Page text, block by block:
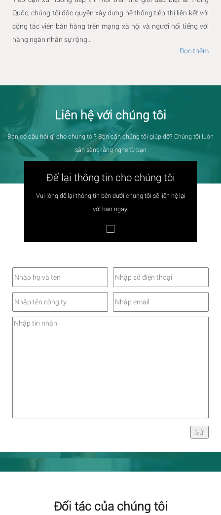
Quốc, chúng tôi độc quyền xây dựng hệ thống tiếp thị liên kết với
cộng tác viên bán hàng trên mạng xã hội và người nổi tiếng với
hàng ngàn nhân sự rộng...
Đọc thêm
Liên hệ với chúng tôi
Bạn có câu hỏi gì cho chúng tôi? Bạn cần chúng tôi giúp đỡ? Chúng tôi luôn
sẵn sàng lắng nghe từ bạn
Để lại thông tin cho chúng tôi
Vui lòng để lại thông tin bên dưới chúng tôi sẽ liên hệ lại
với bạn ngay.
Đối tác của chúng tôi